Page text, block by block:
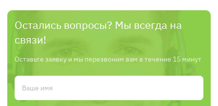
Остались вопросы? Мы всегда на
связи!
Оставьте заявку и мы перезвоним вам в течение 15 минут